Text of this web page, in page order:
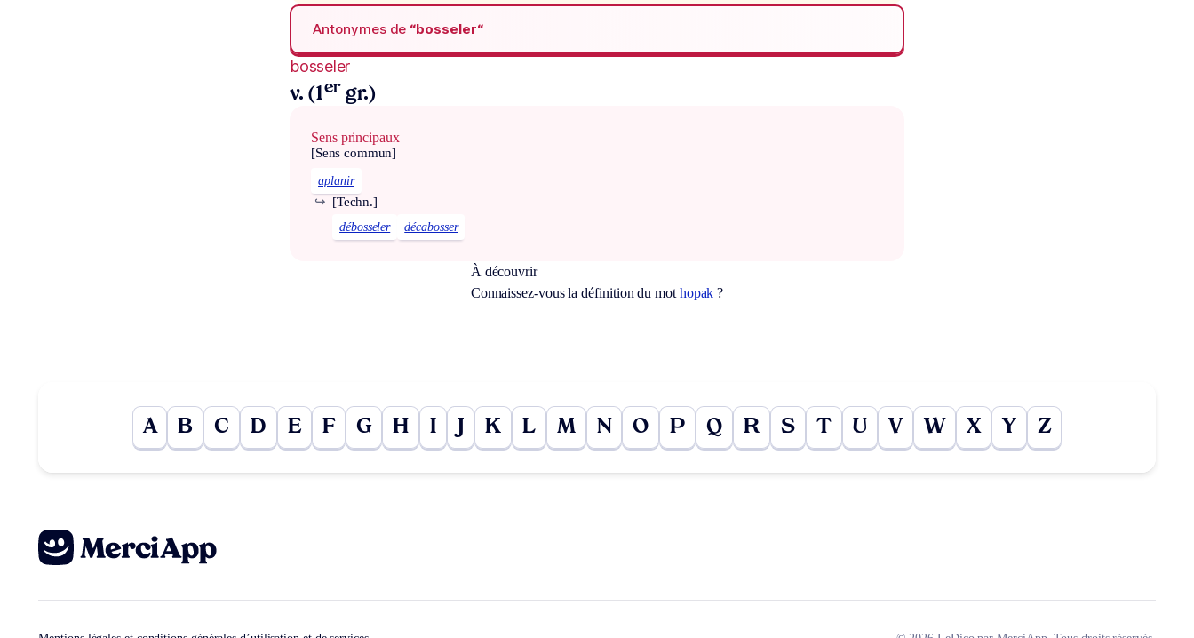
Antonymes de “bosseler“
bosseler
v. (1er gr.)
Sens principaux
[Sens commun]
aplanir
[Techn.]
↪
débosseler décabosser
À découvrir
Connaissez-vous la définition du mothopak ?
A B C D E F G H I J K L M N O P Q R S T U V W X Y Z